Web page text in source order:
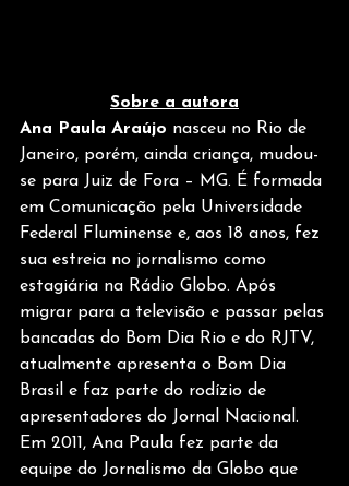
Sobre a autora
Ana Paula Araújo nasceu no Rio de
Janeiro, porém, ainda criança, mudou-
se para Juiz de Fora – MG. É formada
em Comunicação pela Universidade
Federal Fluminense e, aos 18 anos, fez
sua estreia no jornalismo como
estagiária na Rádio Globo. Após
migrar para a televisão e passar pelas
bancadas do Bom Dia Rio e do RJTV,
atualmente apresenta o Bom Dia
Brasil e faz parte do rodízio de
apresentadores do Jornal Nacional.
Em 2011, Ana Paula fez parte da
equipe do Jornalismo da Globo que